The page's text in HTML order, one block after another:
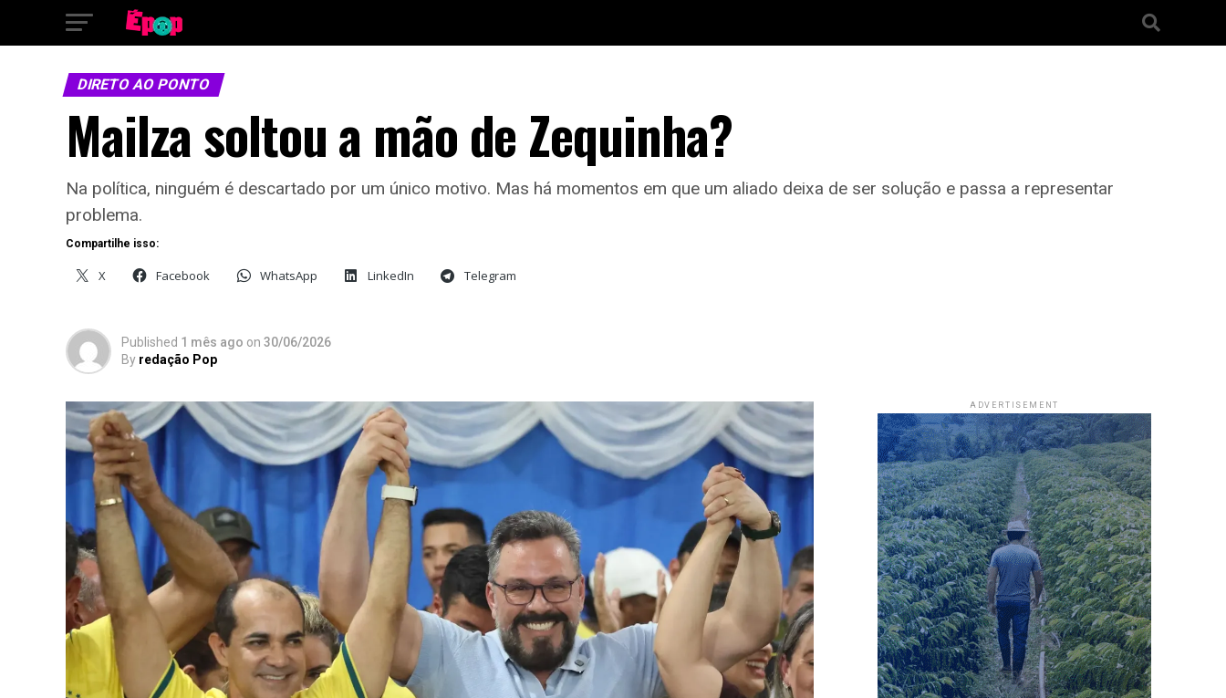
DIRETO AO PONTO
Mailza soltou a mão de Zequinha?
Na política, ninguém é descartado por um único motivo. Mas há momentos em que um aliado deixa de ser solução e passa a representar
problema.
Compartilhe isso:
X Facebook WhatsApp LinkedIn Telegram
Published 1 mês ago on 30/06/2026
By redação Pop
ADVERTISEMENT